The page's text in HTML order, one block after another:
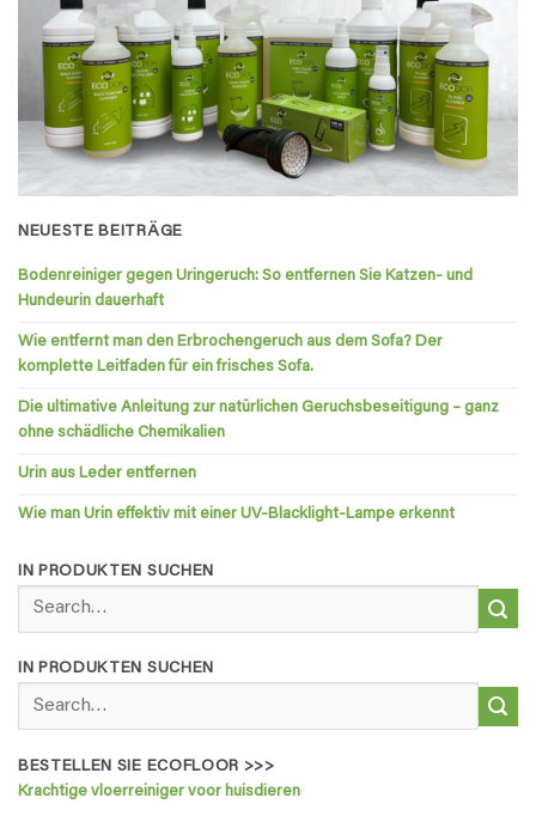
NEUESTE BEITRÄGE
Bodenreiniger gegen Uringeruch: So entfernen Sie Katzen- und
Hundeurin dauerhaft
Wie entfernt man den Erbrochengeruch aus dem Sofa? Der
komplette Leitfaden für ein frisches Sofa.
Die ultimative Anleitung zur natürlichen Geruchsbeseitigung – ganz
ohne schädliche Chemikalien
Urin aus Leder entfernen
Wie man Urin effektiv mit einer UV-Blacklight-Lampe erkennt
IN PRODUKTEN SUCHEN
for:
IN PRODUKTEN SUCHEN
for:
BESTELLEN SIE ECOFLOOR >>>
Krachtige vloerreiniger voor huisdieren